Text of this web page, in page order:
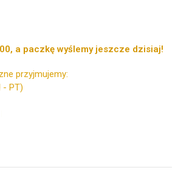
a paczkę wyślemy jeszcze dzisiaj!
przyjmujemy:
- PT)